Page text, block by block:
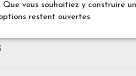
vous souhaitiez y construire
restent ouvertes.